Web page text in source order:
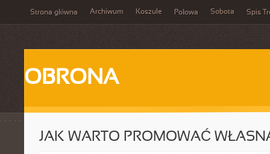
Strona główna Archiwum Koszule Połowa Sobota Spis
OBRONA
JAK WARTO PROMOWAĆ